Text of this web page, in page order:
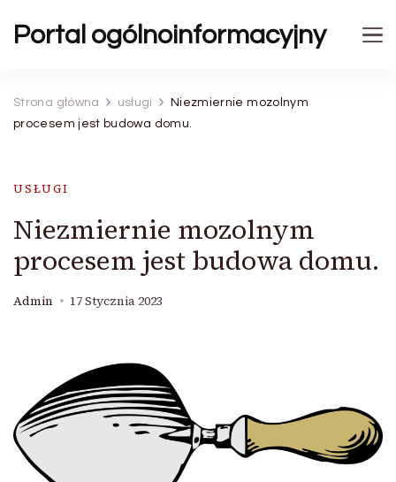
Portal ogólnoinformacyjny
Strona główna usługi
Niezmiernie mozolnym
procesem jest budowa domu.
USŁUGI
Niezmiernie mozolnym
procesem jest budowa domu.
Admin 17 Stycznia 2023